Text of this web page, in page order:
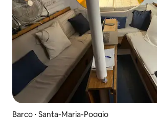
Barco ⋅ Santa-Maria-Poggio